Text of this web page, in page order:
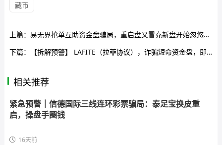
藏币
上篇： 易无界抢单互助资金盘骗局，重启盘又冒充新盘开始忽悠人了，操盘手圈钱过千万，高度预警，即将崩盘跑路！
下篇：
【拆解预警】 LAFITE（拉菲协议），诈骗短命资金盘，即将崩盘！
相关推荐
紧急预警｜信德国际三线连环彩票骗局：泰足宝换皮重
启，操盘手圈钱
16天前